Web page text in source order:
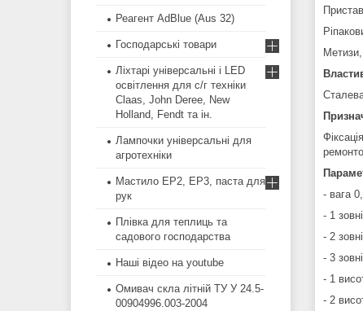
- вага
- 1
- 2
- 3
- 1
- 2
Реагент AdBlue (Aus 32)
Господарські товари
Ліхтарі універсальні і LED
освітлення для с/г техніки
Claas, John Deree, New
Holland, Fendt та ін.
Лампочки універсальні для
агротехніки
Мастило EP2, EP3, паста для
рук
Плівка для теплиць та
садового господарства
Наші відео на youtube
Омивач скла літній ТУ У 24.5-
00904996.003-2004